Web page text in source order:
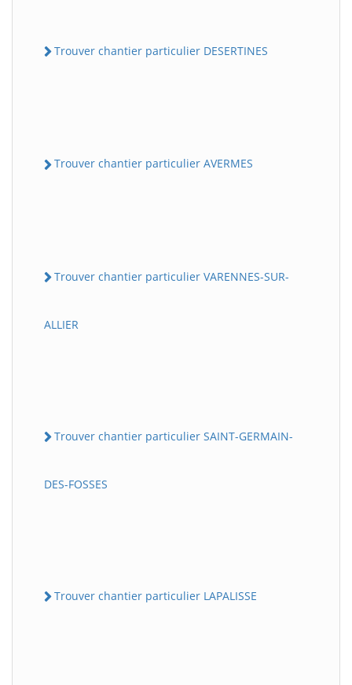
Trouver chantier particulier DESERTINES
Trouver chantier particulier AVERMES
Trouver chantier particulier VARENNES-SUR-
ALLIER
Trouver chantier particulier SAINT-GERMAIN-
DES-FOSSES
Trouver chantier particulier LAPALISSE